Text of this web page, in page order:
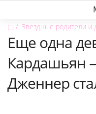
▢ Звездные родители и
Еще одна
Кардашьян
Дженнер